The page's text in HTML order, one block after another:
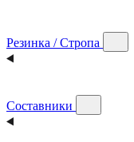
Резинка / Стропа
Составники